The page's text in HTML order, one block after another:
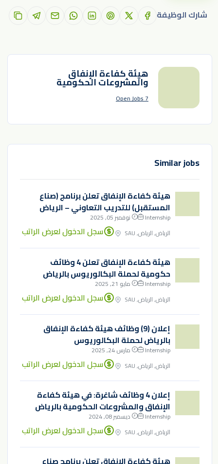
شارك الوظيفة
هيئة كفاءة الإنفاق
والمشروعات الحكومية
7 Open Jobs
Similar jobs
هيئة كفاءة الإنفاق تعلن برنامج (صناع
المستقبل) للتدريب التعاوني – الرياض
Internship
نوفمبر 05, 2025
الرياض, الرياض, SAU
سجل الدخول لعرض الراتب
هيئة كفاءة الإنفاق تعلن 4 وظائف
حكومية لحملة البكالوريوس بالرياض
Internship
مايو 21, 2025
الرياض, الرياض, SAU
سجل الدخول لعرض الراتب
إعلان (9) وظائف هيئة كفاءة الإنفاق
بالرياض لحملة البكالوريوس
Internship
مارس 24, 2025
الرياض, الرياض, SAU
سجل الدخول لعرض الراتب
إعلان 4 وظائف شاغرة: في هيئة كفاءة
الإنفاق والمشروعات الحكومية بالرياض
Internship
ديسمبر 08, 2024
الرياض, الرياض, SAU
سجل الدخول لعرض الراتب
هيئة كفاءة الإنفاق تعلن برنامج صناع